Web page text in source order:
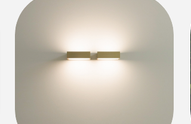
Oluce
Oty Light
Panzeri
Simes